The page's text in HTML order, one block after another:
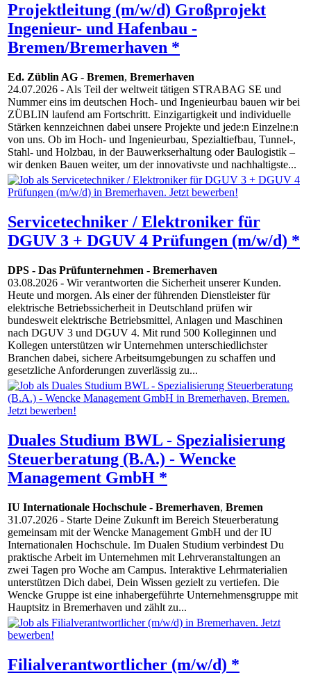
Projektleitung (m/w/d) Großprojekt
Ingenieur- und Hafenbau -
Bremen/Bremerhaven *
Ed. Züblin AG - Bremen, Bremerhaven
24.07.2026 - Als Teil der weltweit tätigen STRABAG SE und
Nummer eins im deutschen Hoch- und Ingenieurbau bauen wir bei
ZÜBLIN laufend am Fortschritt. Einzigartigkeit und individuelle
Stärken kennzeichnen dabei unsere Projekte und jede:n Einzelne:n
von uns. Ob im Hoch- und Ingenieurbau, Spezialtiefbau, Tunnel-,
Stahl- und Holzbau, in der Bauwerkserhaltung oder Baulogistik –
wir denken Bauen weiter, um der innovativste und nachhaltigste...
Servicetechniker / Elektroniker für
DGUV 3 + DGUV 4 Prüfungen (m/w/d) *
DPS - Das Prüfunternehmen - Bremerhaven
03.08.2026 - Wir verantworten die Sicherheit unserer Kunden.
Heute und morgen. Als einer der führenden Dienstleister für
elektrische Betriebssicherheit in Deutschland prüfen wir
bundesweit elektrische Betriebsmittel, Anlagen und Maschinen
nach DGUV 3 und DGUV 4. Mit rund 500 Kolleginnen und
Kollegen unterstützen wir Unternehmen unterschiedlichster
Branchen dabei, sichere Arbeitsumgebungen zu schaffen und
gesetzliche Anforderungen zuverlässig zu...
Duales Studium BWL - Spezialisierung
Steuerberatung (B.A.) - Wencke
Management GmbH *
IU Internationale Hochschule - Bremerhaven, Bremen
31.07.2026 - Starte Deine Zukunft im Bereich Steuerberatung
gemeinsam mit der Wencke Management GmbH und der IU
Internationalen Hochschule. Im Dualen Studium verbindest Du
praktische Arbeit im Unternehmen mit Lehrveranstaltungen an
zwei Tagen pro Woche am Campus. Interaktive Lehrmaterialien
unterstützen Dich dabei, Dein Wissen gezielt zu vertiefen. Die
Wencke Gruppe ist eine inhabergeführte Unternehmensgruppe mit
Hauptsitz in Bremerhaven und zählt zu...
Filialverantwortlicher (m/w/d) *